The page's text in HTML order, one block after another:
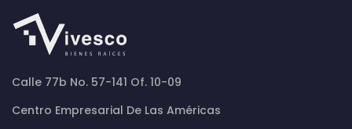
Calle 77b No. 57-141 Of. 10-09
Centro Empresarial De Las Américas